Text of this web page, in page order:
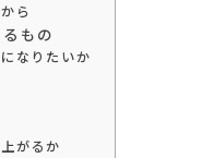
ら
もの
なりたいか
がるか